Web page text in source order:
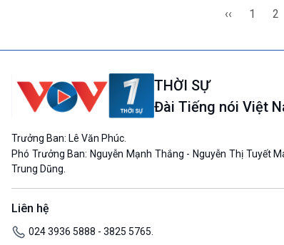
‹‹ 1 2
THỜI SỰ
Đài Tiếng nói Việt
Trưởng Ban: Lê Văn Phúc.
Phó Trưởng Ban: Nguyễn Mạnh Thắng - Nguyễn Thị Tuyết
Trung Dũng.
Liên hệ
024 3936 5888 - 3825 5765.